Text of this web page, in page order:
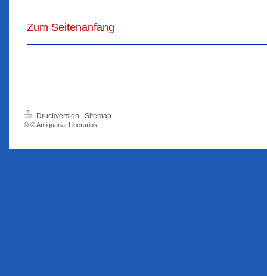
Zum Seitenanfang
Druckversion | Sitemap
© © Antiquariat Liberarius